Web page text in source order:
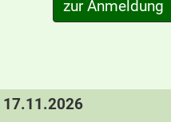
17.11.2026